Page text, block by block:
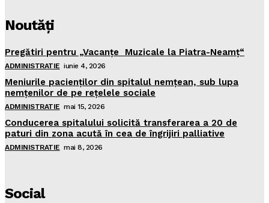
Noutăţi
Pregătiri pentru „Vacanţe Muzicale la Piatra-Neamţ“
ADMINISTRATIE iunie 4, 2026
Meniurile pacienţilor din spitalul nemţean, sub lupa
nemţenilor de pe reţelele sociale
ADMINISTRATIE mai 15, 2026
Conducerea spitalului solicită transferarea a 20 de
paturi din zona acută în cea de îngrijiri palliative
ADMINISTRATIE mai 8, 2026
Social